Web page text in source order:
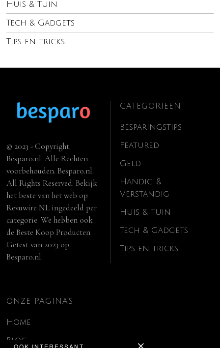
Huis & Tuin
Tech & Gadgets
Tips en tricks
OOK INTERESSANT
© 2023 - Copyright.
Besparo.nl. Alle Rechten
voorbehouden. Besparo.nl.
All Rights Reserved. Bekijk
het beste van het web op
Revuwire NL ingedeeld per
categorie. We hebben ook
deBeste Koop Producten
Getest van 2023 op
Besparo.nl
CATEGORIEËN
Besparingstips
Featured
Geld
Handig &
Verstandig
Huis & Tuin
Tech & Gadgets
Tips en tricks
ONZE PAGINA’S
Home
Blog